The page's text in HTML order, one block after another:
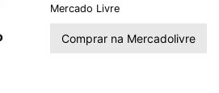
Mercado Livre
Comprar na Mercadolivre